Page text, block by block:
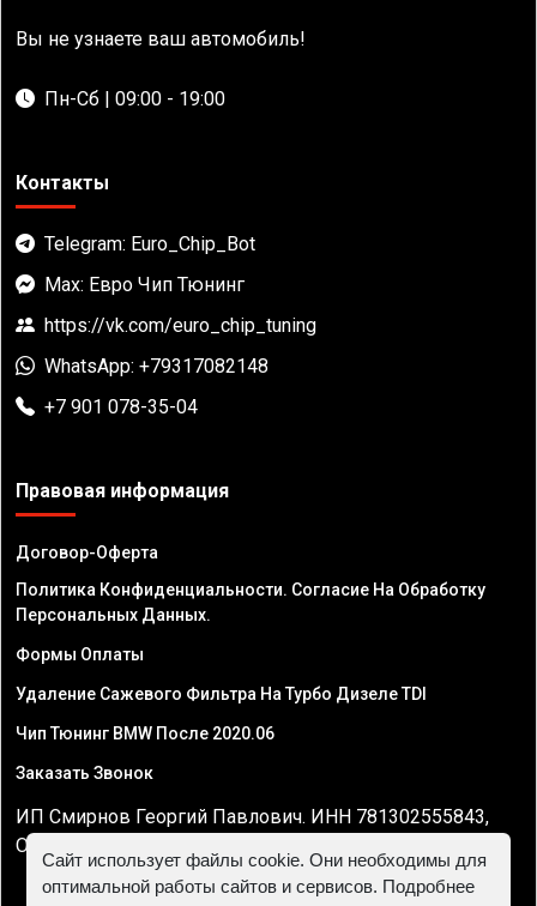
Вы не узнаете ваш автомобиль!
Пн-Сб | 09:00 - 19:00
Контакты
Telegram: Euro_Chip_Bot
Max: Евро Чип Тюнинг
https://vk.com/euro_chip_tuning
WhatsApp: +79317082148
+7 901 078-35-04
Правовая информация
Договор-Оферта
Политика Конфиденциальности. Согласие На Обработку
Персональных Данных.
Формы Оплаты
Удаление Сажевого Фильтра На Турбо Дизеле TDI
Чип Тюнинг BMW После 2020.06
Заказать Звонок
ИП Смирнов Георгий Павлович. ИНН 781302555843,
ОГРНИП 324470400032610
Сайт использует файлы cookie. Они необходимы для
оптимальной работы сайтов и сервисов. Подробнее